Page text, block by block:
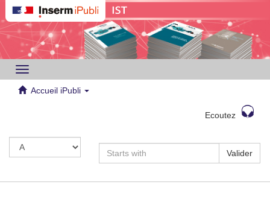
Toggle
navigation
Accueil iPubli
Ecoutez
Valider